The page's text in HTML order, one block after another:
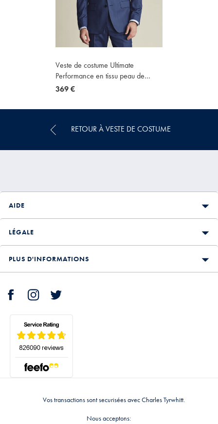
Veste de costume Ultimate
Performance en tissu peau de
requin - Bleu encre
now
€
369 €
RETOUR À VESTE DE COSTUME
AIDE
LÉGALE
PLUS D'INFORMATIONS
Vos transactions sont securisées avec Charles Tyrwhitt.
Nous acceptons: